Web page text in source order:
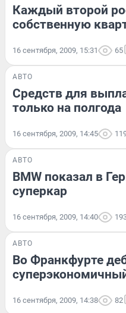
Каждый второй
собственную
16 сентября, 2009, 15:31 65
АВТО
Средств для
только на полгода
16 сентября, 2009, 14:45
АВТО
BMW показал в
суперкар
16 сентября, 2009, 14:40
АВТО
Во Франкфурте
16 сентября, 2009, 14:38 82